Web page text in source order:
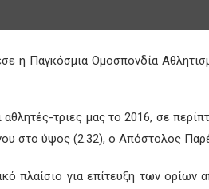
η Παγκόσμια Ομοσπονδία
τριες μας το 2016, σε
στο ύψος (2.32), ο Απόστολος
πλαίσιο για επίτευξη των ορίων